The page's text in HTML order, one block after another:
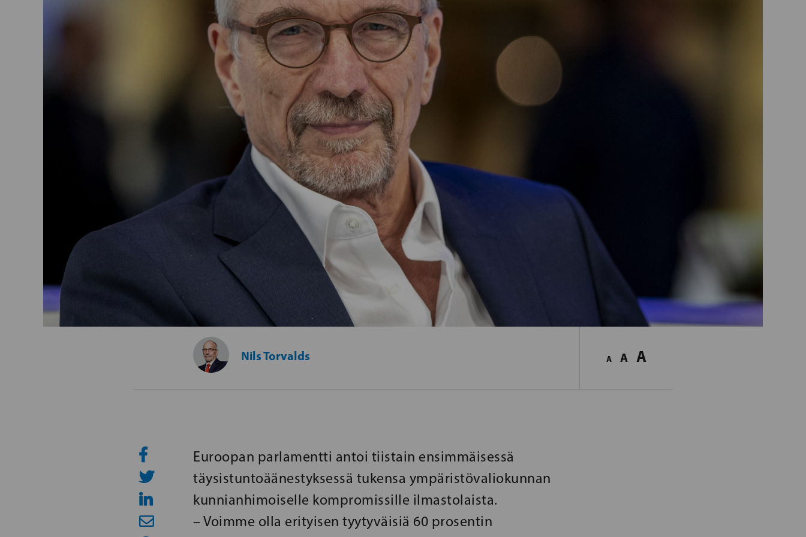
Nils Torvalds A A A
Euroopan parlamentti antoi tiistain ensimmäisessä
täysistuntoäänestyksessä tukensa ympäristövaliokunnan
kunnianhimoiselle kompromissille ilmastolaista.
– Voimme olla erityisen tyytyväisiä 60 prosentin